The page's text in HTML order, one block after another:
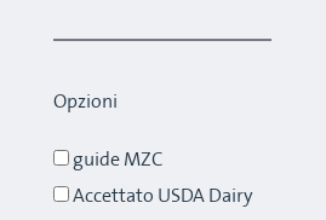
Opzioni
guide MZC
Accettato USDA Dairy